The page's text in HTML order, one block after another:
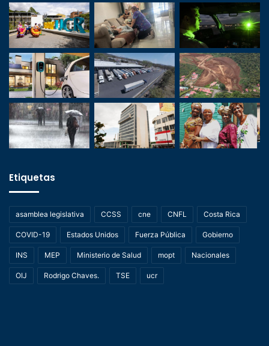
Etiquetas
asamblea legislativa CCSS cne CNFL Costa Rica
COVID-19 Estados Unidos Fuerza Pública Gobierno
INS MEP Ministerio de Salud mopt Nacionales
OIJ Rodrigo Chaves. TSE ucr